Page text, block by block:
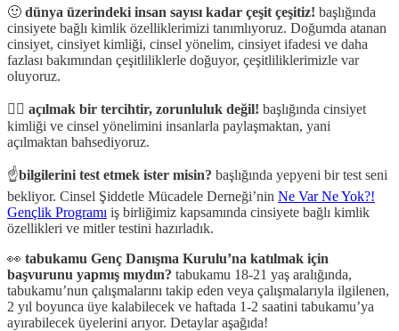
🙂 dünya üzerindeki insan sayısı kadar çeşit çeşitiz! başlığında
cinsiyete bağlı kimlik özelliklerimizi tanımlıyoruz. Doğumda atanan
cinsiyet, cinsiyet kimliği, cinsel yönelim, cinsiyet ifadesi ve daha
fazlası bakımından çeşitliliklerle doğuyor, çeşitliliklerimizle var
oluyoruz.
🏳️‍🌈 açılmak bir tercihtir, zorunluluk değil! başlığında cinsiyet
kimliği ve cinsel yönelimini insanlarla paylaşmaktan, yani
açılmaktan bahsediyoruz.
☝️bilgilerini test etmek ister misin? başlığında yepyeni bir test seni
bekliyor. Cinsel Şiddetle Mücadele Derneği’nin Ne Var Ne Yok?!
Gençlik Programı iş birliğimiz kapsamında cinsiyete bağlı kimlik
özellikleri ve mitler testini hazırladık.
👀 tabukamu Genç Danışma Kurulu’na katılmak için
başvurunu yapmış mıydın? tabukamu 18-21 yaş aralığında,
tabukamu’nun çalışmalarını takip eden veya çalışmalarıyla ilgilenen,
2 yıl boyunca üye kalabilecek ve haftada 1-2 saatini tabukamu’ya
ayırabilecek üyelerini arıyor. Detaylar aşağıda!